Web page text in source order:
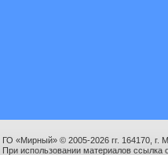
ГО «Мирный» © 2005-2026 гг. 164170, г.
При использовании материалов ссылка